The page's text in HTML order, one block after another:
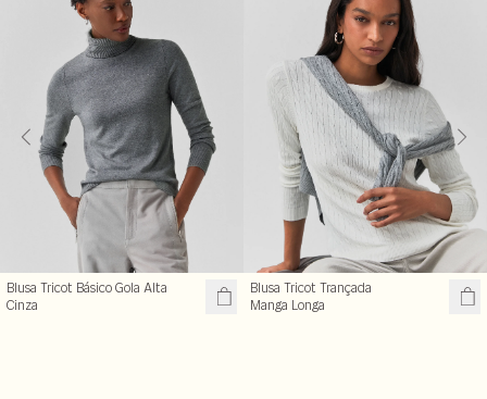
Blusa Tricot Básico Gola Alta
Cinza
Blusa Tricot Trançada
Manga Longa